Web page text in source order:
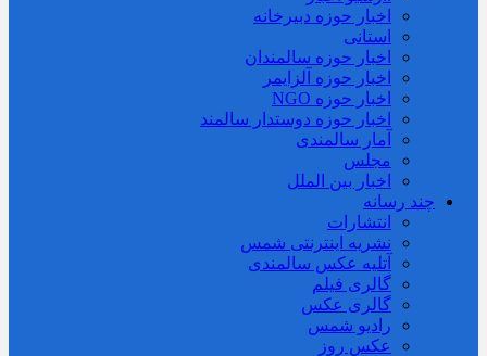
اخبار حوزه دبیرخانه
استانی
اخبار حوزه سالمندان
اخبار حوزه آلزايمر
اخبار حوزه NGO
اخبار حوزه دوستدار سالمند
آمار سالمندی
مجلس
اخبار بین الملل
چند رسانه
انتشارات
نشریه اینترنتی شمس
آتلیه عکس سالمندی
گالری فیلم
گالری عکس
رادیو شمس
عکس روز